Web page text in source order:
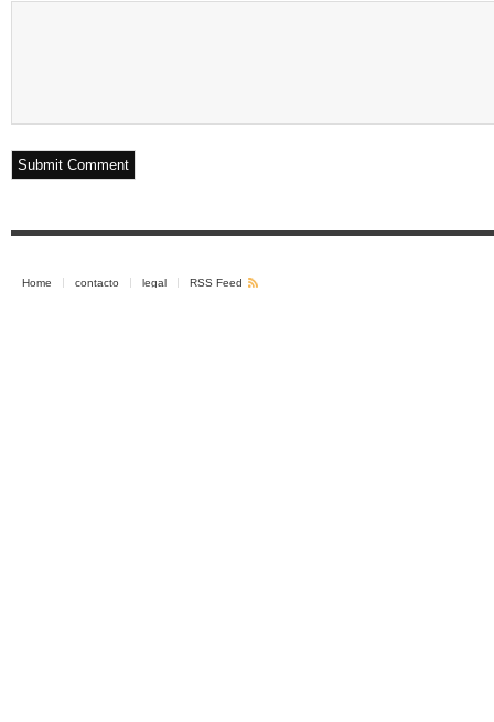
Home contacto legal RSS Feed